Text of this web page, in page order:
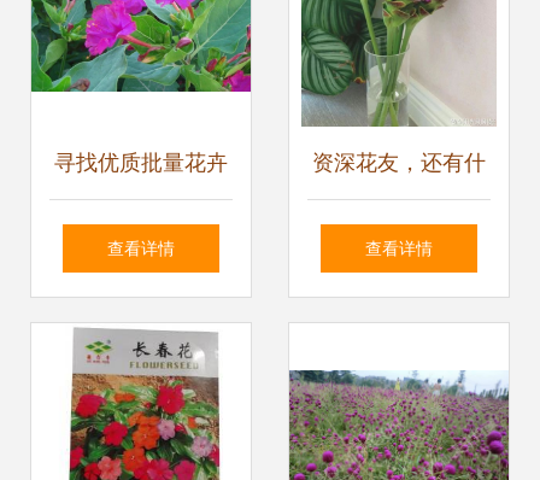
寻找优质批量花卉
种子 为何野茉莉成
查看详情
资深花友，还有什
么是你没种过的？
光
查看详情